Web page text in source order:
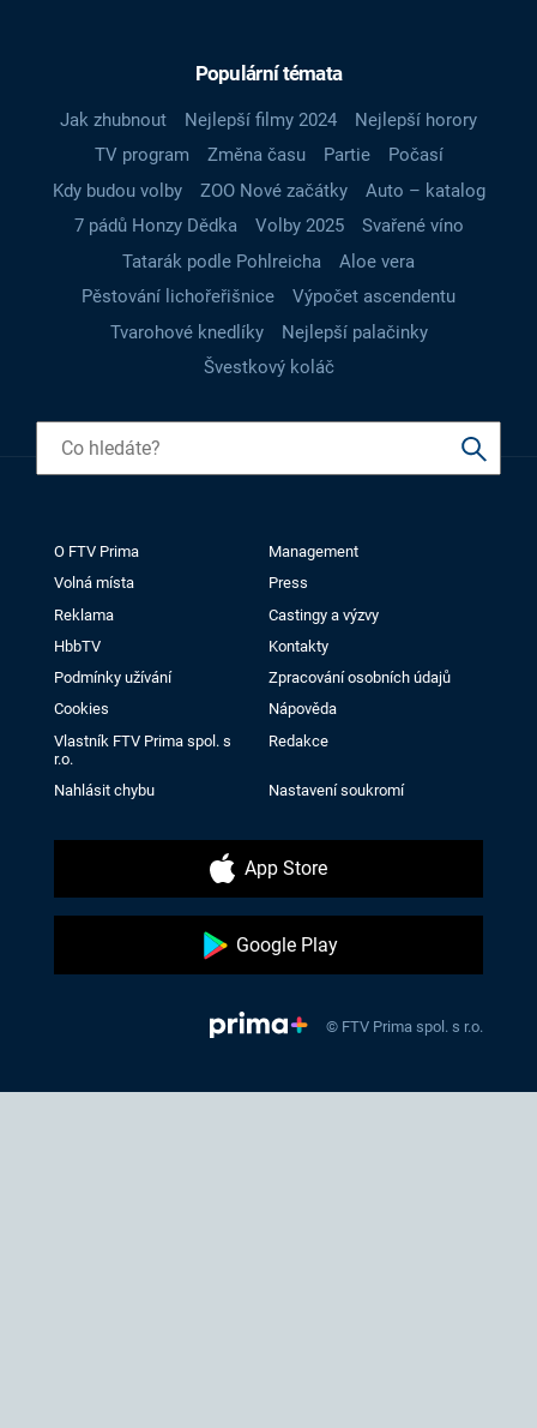
Populární témata
Jak zhubnout Nejlepší filmy 2024
Nejlepší horory
TV program
Změna času Partie
Počasí
Kdy budou volby
ZOO Nové začátky
Auto – katalog
7 pádů Honzy Dědka
Volby 2025
Svařené víno
Tatarák podle Pohlreicha
Aloe vera
Pěstování lichořeřišnice
Výpočet ascendentu
Tvarohové knedlíky
Nejlepší palačinky
Švestkový koláč
O FTV Prima
Management
Volná místa
Press
Reklama
Castingy a výzvy
HbbTV
Kontakty
Podmínky užívání
Zpracování osobních údajů
Cookies
Nápověda
Vlastník FTV Prima spol. s
r.o.
Redakce
Nahlásit chybu Nastavení soukromí
App Store
Google Play
© FTV Prima spol. s r.o.